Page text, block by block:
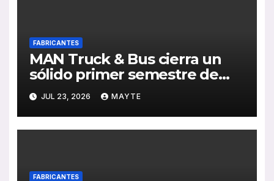
FABRICANTES
MAN Truck & Bus cierra un
sólido primer semestre de
2026 con crecimiento en
ventas, pedidos y
rentabilidad
JUL 23, 2026 MAYTE
FABRICANTES